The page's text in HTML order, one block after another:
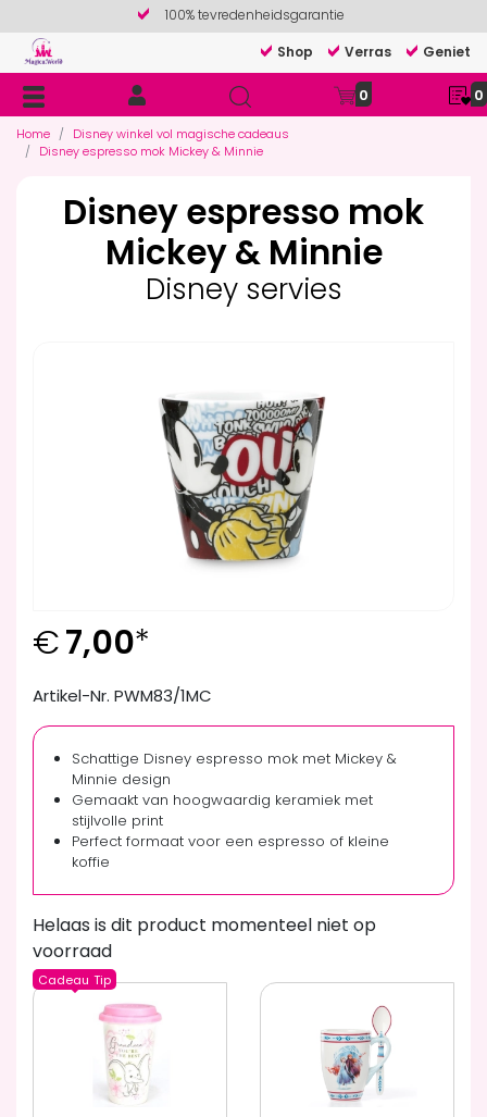
100% tevredenheidsgarantie
Shop
Verras Geniet
0 0
Home
Disney winkel vol magische cadeaus
Disney espresso mok Mickey & Minnie
Disney espresso mok
Mickey & Minnie
Disney servies
€7,00*
Artikel-Nr. PWM83/1MC
Schattige Disney espresso mok met Mickey &
Minnie design
Gemaakt van hoogwaardig keramiek met
stijlvolle print
Perfect formaat voor een espresso of kleine
koffie
Helaas is dit product momenteel niet op
voorraad
Cadeau Tip